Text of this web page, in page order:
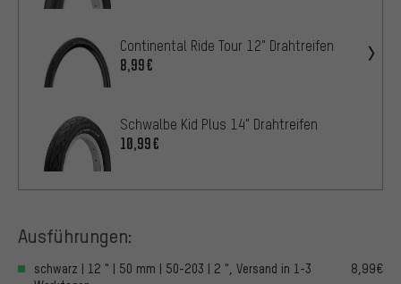
Continental Ride Tour 12" Drahtreifen
8,99€
Schwalbe Kid Plus 14" Drahtreifen
10,99€
Ausführungen:
schwarz | 12 " | 50 mm | 50-203 | 2 ", Versand in 1-3
8,99€